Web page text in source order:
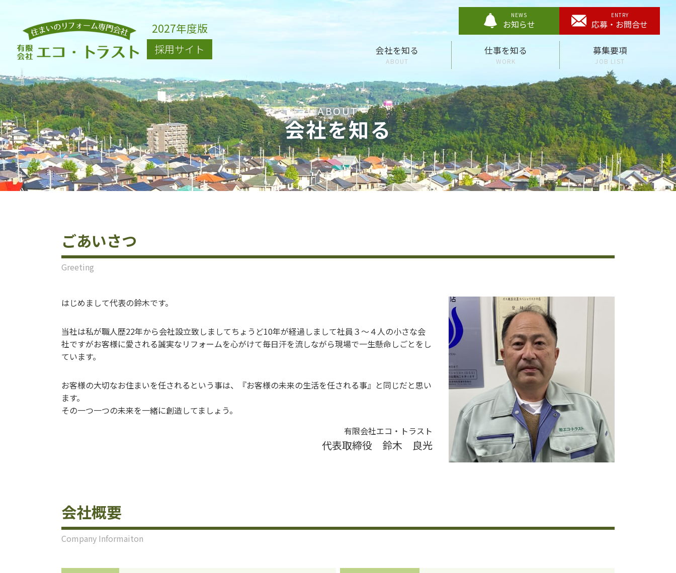
会社を知る
2027年度版
採用サイト
お知らせ
会社を知る 仕事を知る 募集要項
応募・お問合せ
ごあいさつ
Greeting
はじめまして代表の鈴木です。
当社は私が職人歴22年から会社設立致しましてちょうど10年が経過しまして社員３～４人の小さな会
社ですがお客様に愛される誠実なリフォームを心がけて毎日汗を流しながら現場で一生懸命しごとをし
ています。
お客様の大切なお住まいを任されるという事は、『お客様の未来の生活を任される事』と同じだと思い
ます。
その一つ一つの未来を一緒に創造してましょう。
有限会社エコ・トラスト
代表取締役 鈴木 良光
会社概要
Company Informaiton